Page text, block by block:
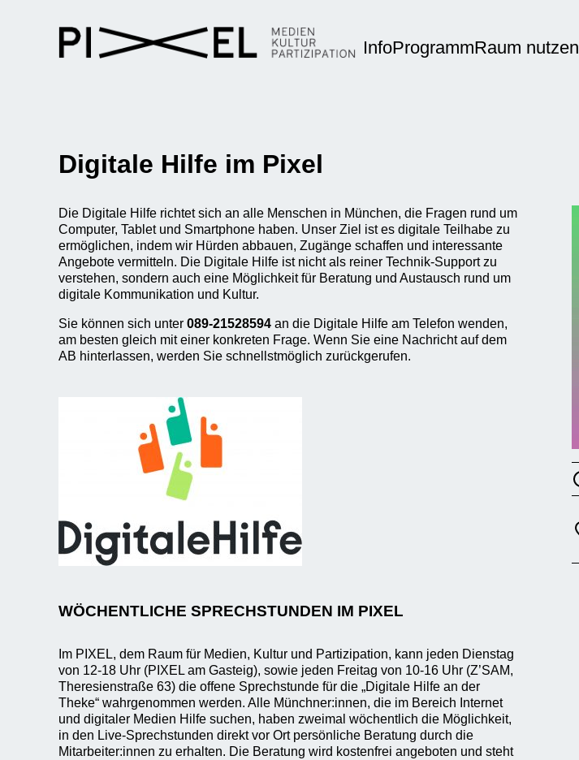
InfoProgrammRaum nutzen
Digitale Hilfe im Pixel
Die Digitale Hilfe richtet sich an alle Menschen in München, die Fragen rund um
Computer, Tablet und Smartphone haben. Unser Ziel ist es digitale Teilhabe zu
ermöglichen, indem wir Hürden abbauen, Zugänge schaffen und interessante
Angebote vermitteln. Die Digitale Hilfe ist nicht als reiner Technik-Support zu
verstehen, sondern auch eine Möglichkeit für Beratung und Austausch rund um
digitale Kommunikation und Kultur.
Sie können sich unter 089-21528594 an die Digitale Hilfe am Telefon wenden,
am besten gleich mit einer konkreten Frage. Wenn Sie eine Nachricht auf dem
AB hinterlassen, werden Sie schnellstmöglich zurückgerufen.
WÖCHENTLICHE SPRECHSTUNDEN IM PIXEL
Im PIXEL, dem Raum für Medien, Kultur und Partizipation, kann jeden Dienstag
von 12-18 Uhr (PIXEL am Gasteig), sowie jeden Freitag von 10-16 Uhr (Z’SAM,
Theresienstraße 63) die offene Sprechstunde für die „Digitale Hilfe an der
Theke“ wahrgenommen werden. Alle Münchner:innen, die im Bereich Internet
und digitaler Medien Hilfe suchen, haben zweimal wöchentlich die Möglichkeit,
in den Live-Sprechstunden direkt vor Ort persönliche Beratung durch die
Mitarbeiter:innen zu erhalten. Die Beratung wird kostenfrei angeboten und steht